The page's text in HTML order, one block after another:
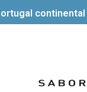
continental